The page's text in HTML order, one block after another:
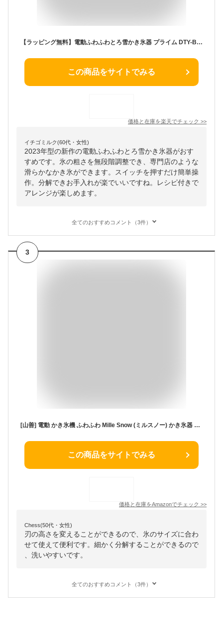
【ラッピング無料】電動ふわふわとろ雪かき氷器 プライム DTY-B4 モカブラウン/ブラック/ブルー かき氷機 台湾風かき氷 製氷カップ付き！レシピブック付き！とろゆきふわふわかき氷機 ふわ雪トロ雪 おうち時間【送料無料】
この商品をサイトでみる
価格と在庫を楽天でチェック >>
イチゴミルク(60代・女性)
2023年型の新作の電動ふわふわとろ雪かき氷器がおす
すめです。氷の粗さを無段階調整でき、専門店のような
滑らかなかき氷ができます。スイッチを押すだけ簡単操
作。分解できお手入れが楽でいいですね。レシピ付きで
アレンジが楽しめます。
全てのおすすめコメント（3件）
3
[山善] 電動 かき氷機 ふわふわ Mille Snow (ミルスノー) かき氷器 アレンジ レシピブック付き 製氷カップ2個付き ホワイト YSIA-F25(W) #E
この商品をサイトでみる
価格と在庫をAmazonでチェック >>
Chess(50代・女性)
刃の高さを変えることができるので、氷のサイズに合わ
せて使えて便利です。細かく分解することができるので
、洗いやすいです。
全てのおすすめコメント（3件）